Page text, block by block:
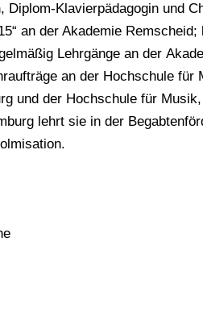
Diplom-Klavierpädagogin und
an der Akademie
Lehrgänge an der
an der Hochschule
und der Hochschule für
lehrt sie in der